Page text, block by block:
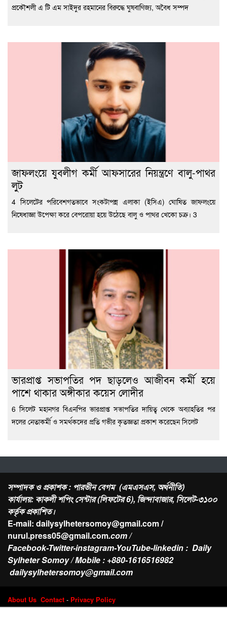
প্রকৌশলী এ টি এম সাইদুর রহমানের বিরুদ্ধে ঘুষবাণিজ্য, অবৈধ সম্পদ
জাফলংয়ে যুবলীগ কর্মী আফসারের নিয়ন্ত্রণে বালু-পাথর
লুট
4 সিলেটের পরিবেশগতভাবে সংকটাপন্ন এলাকা (ইসিএ) ঘোষিত জাফলংয়ে
নিষেধাজ্ঞা উপেক্ষা করে বেপরোয়া হয়ে উঠেছে বালু ও পাথর খেকো চক্র। 3
ভারপ্রাপ্ত সভাপতির পদ ছাড়লেও আজীবন কর্মী হয়ে
পাশে থাকার অঙ্গীকার কয়েস লোদীর
6 সিলেট মহানগর বিএনপির ভারপ্রাপ্ত সভাপতির দায়িত্ব থেকে অব্যাহতির পর
দলের নেতাকর্মী ও সমর্থকদের প্রতি গভীর কৃতজ্ঞতা প্রকাশ করেছেন সিলেট
সম্পাদক ও প্রকাশক : পারভীন বেগম (এমএসএস, অর্থনীতি)
কার্যালয়: কাকলী শপিং সেন্টার (লিফটের 6), জিন্দাবাজার, সিলেট-৩১০০
কর্তৃক প্রকাশিত।
E-mail: dailysylhetersomoy@gmail.com /
nurul.press05@gmail.com.com /
Facebook-Twitter-instagram-YouTube-linkedin : Daily
Sylheter Somoy / Mobile : +880-1616516982
dailysylhetersomoy@gmail.com
About Us Contact - Privacy Policy
Design & Developed byWeb Nest